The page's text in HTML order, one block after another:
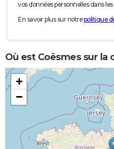
vos données personnelles dans
En savoir plus sur notrepolitique
Où est Coësmes sur la
+
−